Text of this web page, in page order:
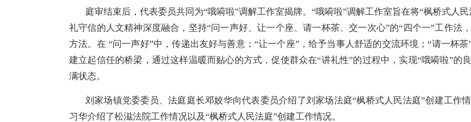
庭审结束后，代表委员共同为“哦嗬啦”调解工作室揭牌。“哦嗬啦”调解工作室旨在将“枫桥式人
礼守信的人文精神深度融合，坚持“问一声好、让一个座、请一杯茶、交一次心”的“四个一”工作法
方法。在 “问一声好”中，传递出友好与善意；“让一个座”，给予当事人舒适的交流环境；“请一杯
建立起信任的桥梁，通过这样温暖而贴心的方式，促使群众在“讲礼性”的过程中，实现“哦嗬啦”的
满状态。
刘家场镇党委委员、法庭庭长邓姣华向代表委员介绍了刘家场法庭“枫桥式人民法庭”创建工作
习华介绍了松滋法院工作情况以及“枫桥式人民法庭”创建工作情况。